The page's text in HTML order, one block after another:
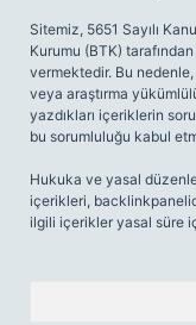
Sitemiz, 5651 Sayılı
Kurumu (BTK)
vermektedir. Bu
veya araştırma
yazdıkları içeriklerin
bu sorumluluğu kabul
Hukuka ve yasal
içerikleri,
ilgili içerikler yasal süre